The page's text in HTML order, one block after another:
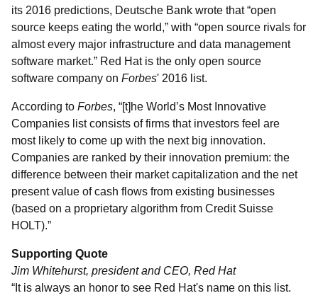
its 2016 predictions, Deutsche Bank wrote that “open
source keeps eating the world,” with “open source rivals for
almost every major infrastructure and data management
software market.” Red Hat is the only open source
software company on Forbes' 2016 list.
According to Forbes, “[t]he World’s Most Innovative
Companies list consists of firms that investors feel are
most likely to come up with the next big innovation.
Companies are ranked by their innovation premium: the
difference between their market capitalization and the net
present value of cash flows from existing businesses
(based on a proprietary algorithm from Credit Suisse
HOLT).”
Supporting Quote
Jim Whitehurst, president and CEO, Red Hat
“It is always an honor to see Red Hat's name on this list.